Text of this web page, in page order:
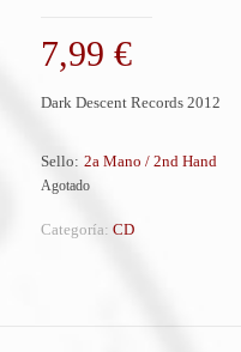
7,99 €
Dark Descent Records 2012
Sello: 2a Mano / 2nd Hand
Agotado
Categoría: CD